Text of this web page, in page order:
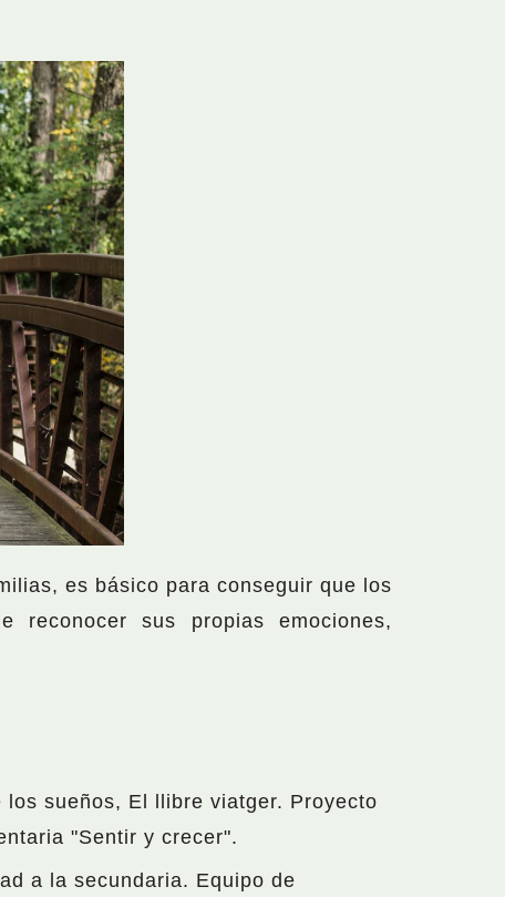
es básico para conseguir que los
reconocer sus propias emociones,
sueños, El llibre viatger. Proyecto
"Sentir y crecer".
a la secundaria. Equipo de